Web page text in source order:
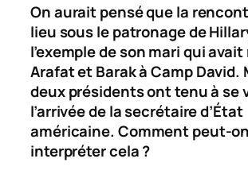
On aurait pensé que la
lieu sous le patronage de
l’exemple de son mari qui
Arafat et Barak à Camp David.
deux présidents ont tenu à se
l’arrivée de la secrétaire d’État
américaine. Comment peut-on
interpréter cela ?